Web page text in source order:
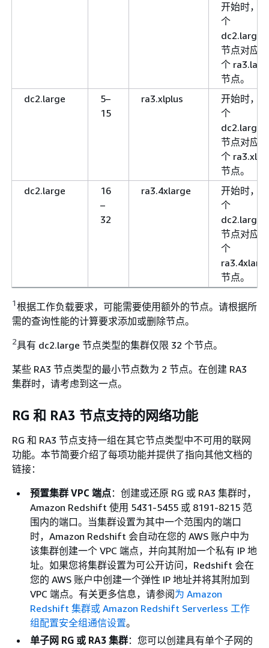
开始时，
个
dc2.large
节点对应 3
个
节点。
dc2.large
5–
15
ra3.xlplus
开始时，
个
dc2.large
节点对应 3
个
节点。
dc2.large
16
–
32
ra3.4xlarge
开始时，
个
dc2.large
节点对应 1
个
节点。
1根据工作负载要求，可能需要使用额外的节点。请根据所
需的查询性能的计算要求添加或删除节点。
2具有 dc2.large 节点类型的集群仅限 32 个节点。
某些 RA3 节点类型的最小节点数为 2 节点。在创建 RA3
集群时，请考虑到这一点。
RG 和 RA3 节点支持的网络功能
RG 和 RA3 节点支持一组在其它节点类型中不可用的联网
功能。本节简要介绍了每项功能并提供了指向其他文档的
链接：
预置集群 VPC 端点：创建或还原 RG 或 RA3 集群时，
Amazon Redshift 使用 5431-5455 或 8191-8215 范
围内的端口。当集群设置为其中一个范围内的端口
时，Amazon Redshift 会自动在您的 AWS 账户中为
该集群创建一个 VPC 端点，并向其附加一个私有 IP 地
址。如果您将集群设置为可公开访问，Redshift 会在
您的 AWS 账户中创建一个弹性 IP 地址并将其附加到
VPC 端点。有关更多信息，请参阅为 Amazon
Redshift 集群或 Amazon Redshift Serverless 工作
组配置安全组通信设置。
单子网 RG 或 RA3 集群：您可以创建具有单个子网的